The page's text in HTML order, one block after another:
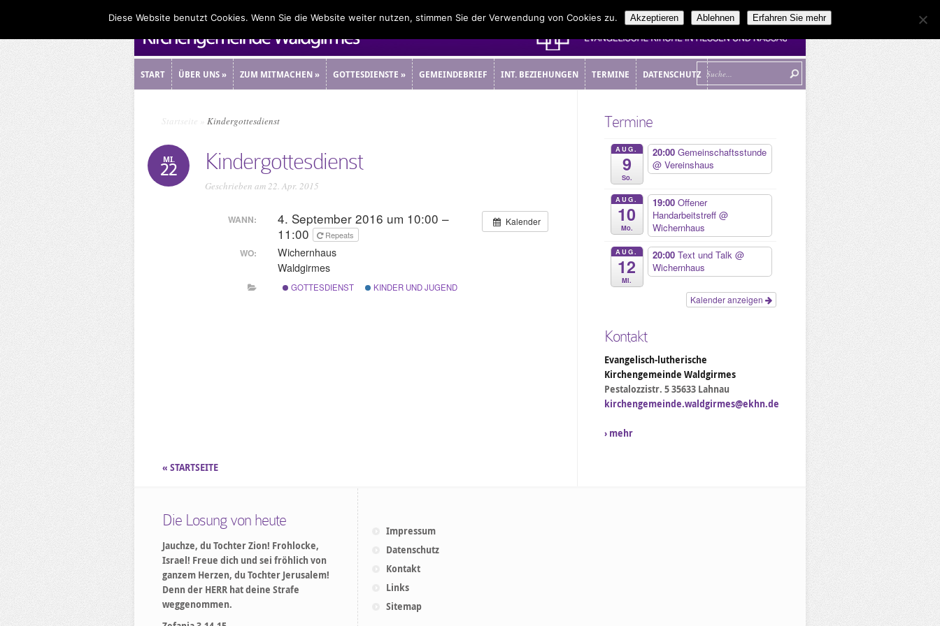
START ÜBER UNS» ZUM MITMACHEN» GOTTESDIENSTE » GEMEINDEBRIEF INT. BEZIEHUNGEN TERMINE DATENSCHUTZ
Startseite Kindergottesdienst
MI.
22 Kindergottesdienst
Geschrieben am 22. Apr. 2015
Kalender
WANN:
4. September 2016 um 10:00 –
11:00
Repeats
WO:
Wichernhaus
Waldgirmes
GOTTESDIENST KINDER UND JUGEND
Termine
AUG.
9
So.
20:00 Gemeinschaftsstunde
@ Vereinshaus
AUG.
10
Mo.
19:00 Offener
Handarbeitstreff @
Wichernhaus
AUG.
12
Mi.
20:00 Text und Talk @
Wichernhaus
Kalender anzeigen
Kontakt
Evangelisch-lutherische
Kirchengemeinde Waldgirmes
Pestalozzistr. 5 35633 Lahnau
kirchengemeinde.waldgirmes@ekhn.de
› mehr
« STARTSEITE
Die Losung von heute
Jauchze, du Tochter Zion! Frohlocke,
Israel! Freue dich und sei fröhlich von
ganzem Herzen, du Tochter Jerusalem!
Denn der HERR hat deine Strafe
weggenommen.
Impressum
Datenschutz
Kontakt
Links
Sitemap
Diese Website benutzt Cookies. Wenn Sie die Website weiter nutzen, stimmen Sie der Verwendung von Cookies zu. Akzeptieren Ablehnen Erfahren Sie mehr